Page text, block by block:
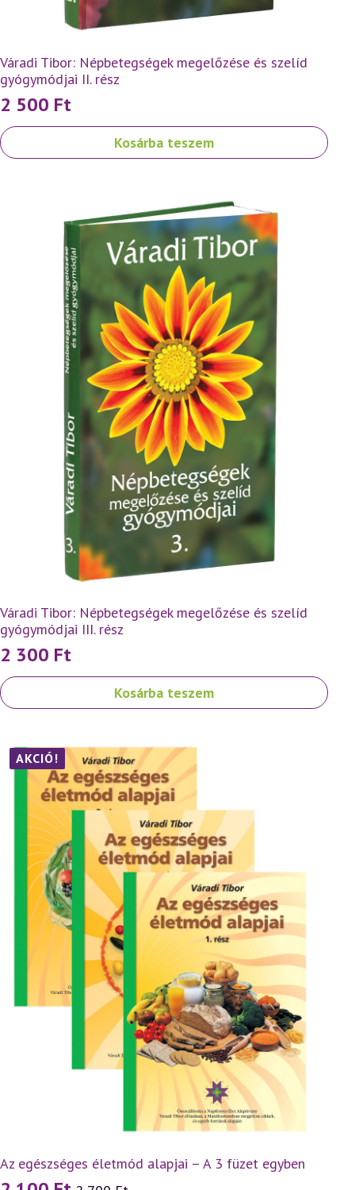
Váradi Tibor: Népbetegségek megelőzése és szelíd
gyógymódjai II. rész
2 500 Ft
Kosárba teszem
Váradi Tibor: Népbetegségek megelőzése és szelíd
gyógymódjai III. rész
2 300 Ft
Kosárba teszem
AKCIÓ!
Az egészséges életmód alapjai – A 3 füzet egyben